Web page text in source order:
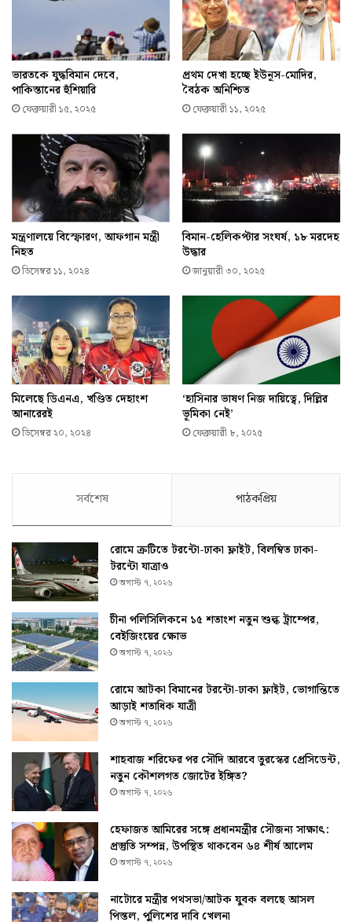
ভারতকে যুদ্ধবিমান দেবে,
পাকিস্তানের হুঁশিয়ারি
ফেব্রুয়ারী ১৫, ২০২৫
প্রথম দেখা হচ্ছে ইউনূস-মোদির,
বৈঠক অনিশ্চিত
ফেব্রুয়ারী ১১, ২০২৫
মন্ত্রণালয়ে বিস্ফোরণ, আফগান মন্ত্রী
নিহত
ডিসেম্বর ১১, ২০২৪
বিমান-হেলিকপ্টার সংঘর্ষ, ১৮ মরদেহ
উদ্ধার
জানুয়ারী ৩০, ২০২৫
মিলেছে ডিএনএ, খণ্ডিত দেহাংশ
আনারেরই
ডিসেম্বর ২০, ২০২৪
‘হাসিনার ভাষণ নিজ দায়িত্বে, দিল্লির
ভূমিকা নেই’
ফেব্রুয়ারী ৮, ২০২৫
সর্বশেষ পাঠকপ্রিয়
রোমে ত্রুটিতে টরন্টো-ঢাকা ফ্লাইট, বিলম্বিত ঢাকা-
টরন্টো যাত্রাও
অগাস্ট ৭, ২০২৬
চীনা পলিসিলিকনে ১৫ শতাংশ নতুন শুল্ক ট্রাম্পের,
বেইজিংয়ের ক্ষোভ
অগাস্ট ৭, ২০২৬
রোমে আটকা বিমানের টরন্টো-ঢাকা ফ্লাইট, ভোগান্তিতে
আড়াই শতাধিক যাত্রী
অগাস্ট ৭, ২০২৬
শাহবাজ শরিফের পর সৌদি আরবে তুরস্কের প্রেসিডেন্ট,
নতুন কৌশলগত জোটের ইঙ্গিত?
অগাস্ট ৭, ২০২৬
হেফাজত আমিরের সঙ্গে প্রধানমন্ত্রীর সৌজন্য সাক্ষাৎ:
প্রস্তুতি সম্পন্ন, উপস্থিত থাকবেন ৬৪ শীর্ষ আলেম
অগাস্ট ৭, ২০২৬
নাটোরে মন্ত্রীর পথসভা/আটক যুবক বলছে আসল
পিস্তল, পুলিশের দাবি খেলনা